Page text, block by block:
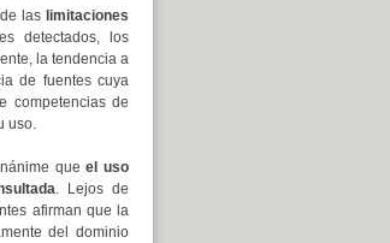
las limitaciones
detectados, los
la tendencia a
de fuentes cuya
competencias de
uso.
queel uso
. Lejos de
afirman que la
del dominio